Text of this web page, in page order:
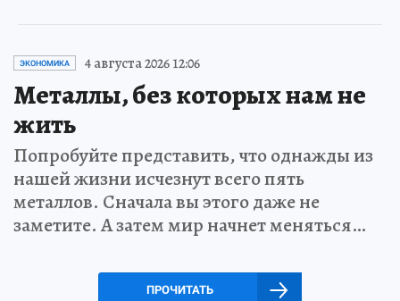
ЭКОНОМИКА 4 августа 2026 12:06
Металлы, без которых нам не
жить
Попробуйте представить, что однажды из
нашей жизни исчезнут всего пять
металлов. Сначала вы этого даже не
заметите. А затем мир начнет меняться…
ПРОЧИТАТЬ